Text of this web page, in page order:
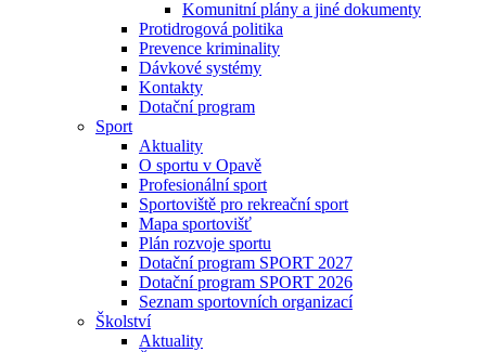
Komunitní plány a jiné dokumenty
Protidrogová politika
Prevence kriminality
Dávkové systémy
Kontakty
Dotační program
Sport
Aktuality
O sportu v Opavě
Profesionální sport
Sportoviště pro rekreační sport
Mapa sportovišť
Plán rozvoje sportu
Dotační program SPORT 2027
Dotační program SPORT 2026
Seznam sportovních organizací
Školství
Aktuality